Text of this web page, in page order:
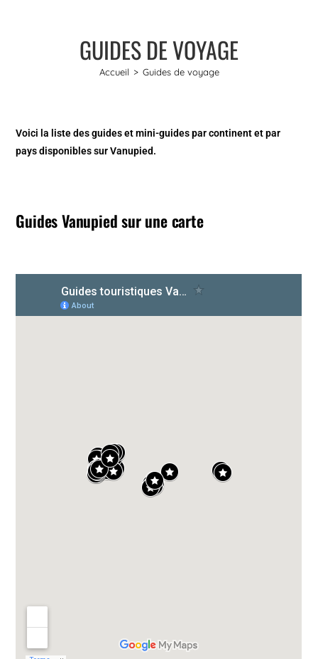
GUIDES DE VOYAGE
Accueil > Guides de voyage
Voici la liste des guides et mini-guides par continent et par
pays disponibles sur Vanupied.
Guides Vanupied sur une carte